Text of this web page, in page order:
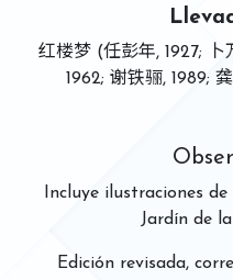
红楼梦 (任彭年, 1927; 卜
1962; 谢铁骊, 1989;
Incluye ilustraciones
Jardín de
Edición revisada,